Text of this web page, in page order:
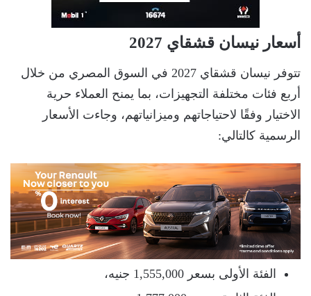
أسعار نيسان قشقاي 2027
تتوفر نيسان قشقاي 2027 في السوق المصري من خلال
أربع فئات مختلفة التجهيزات، بما يمنح العملاء حرية
الاختيار وفقًا لاحتياجاتهم وميزانياتهم، وجاءت الأسعار
الرسمية كالتالي:
الفئة الأولى بسعر 1,555,000 جنيه،